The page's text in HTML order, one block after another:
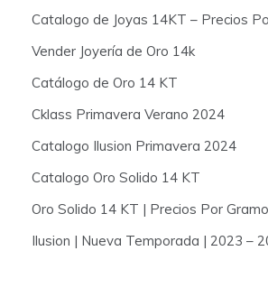
Catalogo de Joyas 14KT – Precios
Vender Joyería de Oro 14k
Catálogo de Oro 14 KT
Cklass Primavera Verano 2024
Catalogo Ilusion Primavera 2024
Catalogo Oro Solido 14 KT
Oro Solido 14 KT | Precios Por Gramo
Ilusion | Nueva Temporada | 2023 –